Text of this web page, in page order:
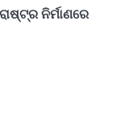
ନିର୍ମାଣରେ